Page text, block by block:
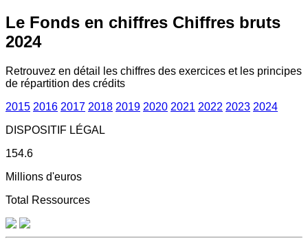
Le Fonds en chiffres Chiffres bruts
2024
Retrouvez en détail les chiffres des exercices et les principes
de répartition des crédits
2015 2016 2017 2018 2019 2020 2021 2022 2023 2024
DISPOSITIF LÉGAL
154.6
Millions d'euros
Total Ressources